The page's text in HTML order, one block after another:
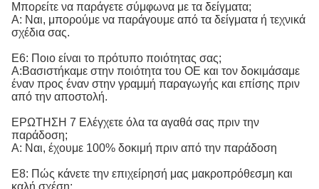
Μπορείτε να παράγετε σύμφωνα με τα δείγματα;
Α: Ναι, μπορούμε να παράγουμε από τα δείγματα ή τεχνικά
σχέδια σας.
Ε6: Ποιο είναι το πρότυπο ποιότητας σας;
Α:Βασιστήκαμε στην ποιότητα του OE και τον δοκιμάσαμε
έναν προς έναν στην γραμμή παραγωγής και επίσης πριν
από την αποστολή.
ΕΡΩΤΗΣΗ 7 Ελέγχετε όλα τα αγαθά σας πριν την
παράδοση;
Α: Ναι, έχουμε 100% δοκιμή πριν από την παράδοση
Ε8: Πώς κάνετε την επιχείρησή μας μακροπρόθεσμη και